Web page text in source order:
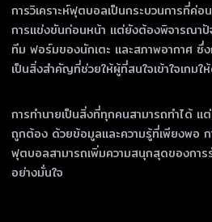
การวิเคราะห์ฟุตบอลเป็นกระบวนการที่ค่
การแข่งขันก่อนหน้า แต่ยังต้องพิจารณา
ทีม ฟอร์มของนักเตะ และสภาพอากาศ ซึ่
เป็นสิ่งสำคัญที่ช่วยให้ผู้ที่สนใจเข้าใจเกมใ
การทำนายเป็นสิ่งที่ทุกคนสามารถทำได้
ถูกต้อง ด้วยข้อมูลและความรู้ที่เพียงพอ
ฟุตบอลสามารถเพิ่มความสนุกสุดของกา
อย่างมั่นใจ